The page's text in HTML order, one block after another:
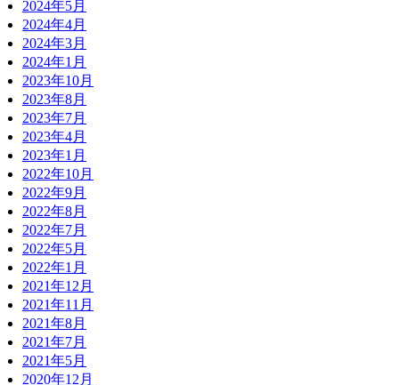
2024年5月
2024年4月
2024年3月
2024年1月
2023年10月
2023年8月
2023年7月
2023年4月
2023年1月
2022年10月
2022年9月
2022年8月
2022年7月
2022年5月
2022年1月
2021年12月
2021年11月
2021年8月
2021年7月
2021年5月
2020年12月